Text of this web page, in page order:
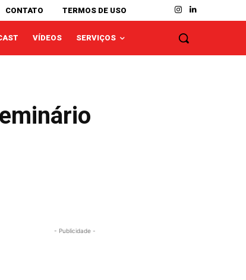
CONTATO TERMOS DE USO
VÍDEOS SERVIÇOS
- Publicidade -